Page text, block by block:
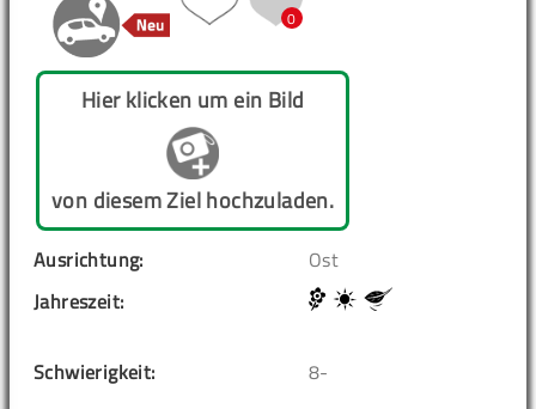
0
Hier klicken um ein Bild
von diesem Ziel hochzuladen.
Ausrichtung:
Ost
Jahreszeit:
Schwierigkeit: 8-